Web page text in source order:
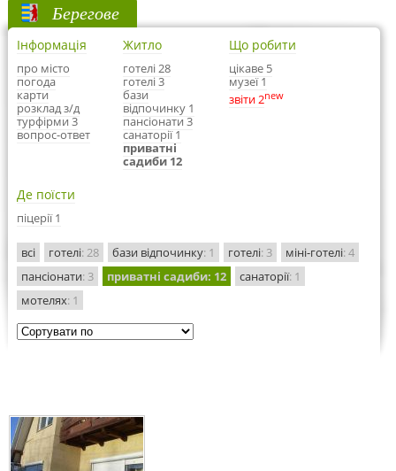
Берегове
Інформація
про місто
погода
карти
розклад з/д
турфірми 3
вопрос-ответ
Житло
готелі 28
готелі 3
бази
відпочинку 1
пансіонати 3
санаторії 1
приватні
садиби 12
Що робити
цікаве 5
музеї 1
звіти 2new
Де поїсти
піцерії 1
всі готелі: 28 бази відпочинку: 1 готелі: 3 міні-готелі: 4
пансіонати: 3 приватні садиби: 12 санаторії: 1
мотелях: 1